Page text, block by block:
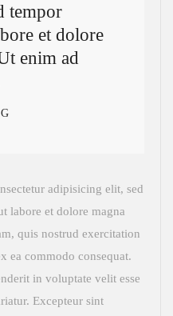
tempor
et dolore
enim ad
adipisicing elit, sed
labore et dolore magna
quis nostrud exercitation
ea commodo consequat.
in voluptate velit esse
Excepteur sint